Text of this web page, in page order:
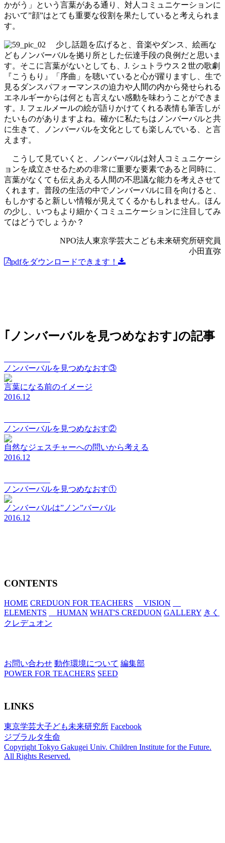
かがう」という言葉がある通り、対人コミュニケーションに
おいて”顔”はとても重要な役割を果たしていると考えられま
す。
少し話題を広げると、音楽やダンス、絵画な
どもノンバーバルを拠り所とした伝達手段の良例だと思いま
す。そこに言葉がないとしても、J. シュトラウス２世の歌劇
『こうもり』「序曲」を聴いていると心が躍りますし、生で
見るダンスパフォーマンスの迫力や人間の内から発せられる
エネルギーからは何とも言えない感動を味わうことができま
す。J. フェルメールの絵が語りかけてくれる表情も筆舌しが
たいものがありますよね。確かに私たちはノンバーバルと共
に生きて、ノンバーバルを文化としても楽しんでいる、と言
えます。
こうして見ていくと、ノンバーバルは対人コミュニケーシ
ョンを成立させるための非常に重要な要素であると同時に、
言葉がなくても伝えあえる人間の不思議な能力を考えさせて
くれます。普段の生活の中でノンバーバルに目を向けると、
もしかすると新しい情報が見えてくるかもしれません。ほん
の少し、いつもより細かくコミュニケーションに注目してみ
てはどうでしょうか？
NPO法人東京学芸大こども未来研究所研究員
小田直弥
pdfをダウンロードできます！
｢ノンバーバルを見つめなおす｣の記事
ノンバーバルを見つめなおす③
言葉になる前のイメージ
2016.12
ノンバーバルを見つめなおす②
自然なジェスチャーへの問いから考える
2016.12
ノンバーバルを見つめなおす①
ノンバーバルは”ノン”バーバル
2016.12
CONTENTS
HOME CREDUON FOR TEACHERS
VISION
ELEMENTS
HUMAN WHAT'S CREDUON GALLERY きく
クレデュオン
お問い合わせ 動作環境について 編集部
POWER FOR TEACHERS SEED
LINKS
東京学芸大子ども未来研究所 Facebook
ジブラルタ生命
Copyright Tokyo Gakugei Univ. Children Institute for the Future.
All Rights Reserved.